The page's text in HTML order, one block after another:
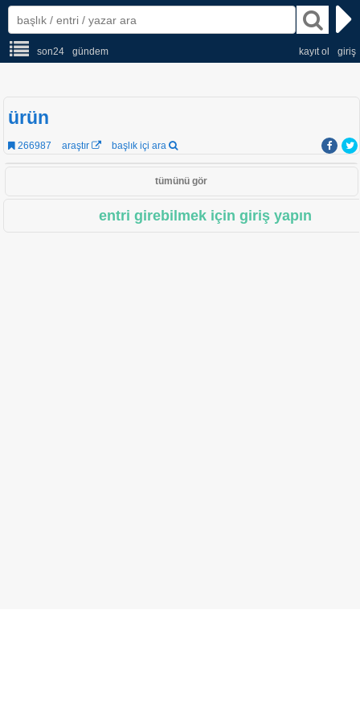
son24 gündem giriş
kayıt ol
ürün
266987 araştır başlık içi ara
tümünü gör
entri girebilmek için giriş yapın